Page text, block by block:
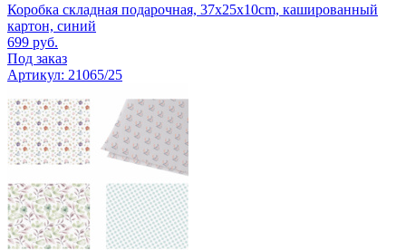
Коробка складная подарочная, 37x25x10cm, кашированный
картон, синий
699 руб.
Под заказ
Артикул: 21065/25